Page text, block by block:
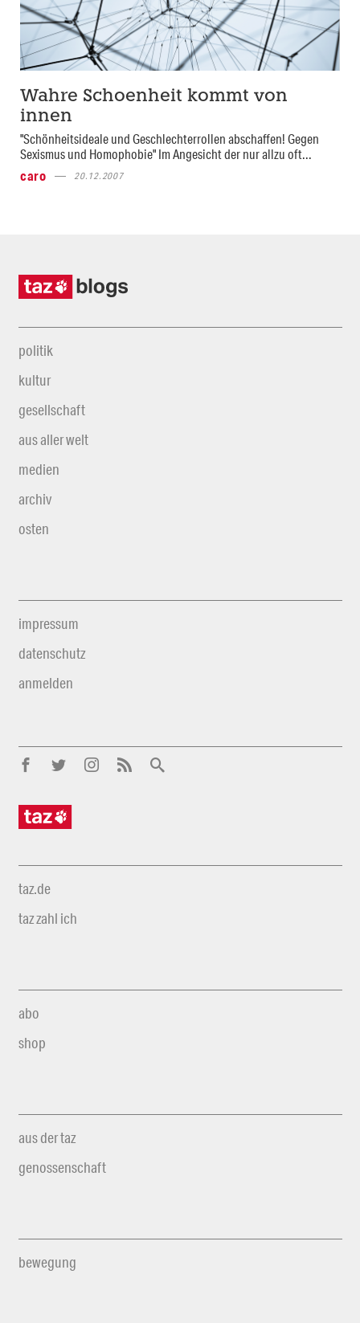
Wahre Schoenheit kommt von
innen
"Schönheitsideale und Geschlechterrollen abschaffen! Gegen
Sexismus und Homophobie" Im Angesicht der nur allzu oft...
caro
20.12.2007
politik
kultur
gesellschaft
aus aller welt
medien
archiv
osten
impressum
datenschutz
anmelden
taz.de
taz zahl ich
abo
shop
aus der taz
genossenschaft
bewegung